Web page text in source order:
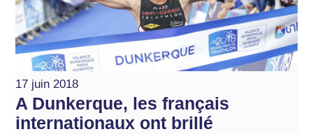
17 juin 2018
A Dunkerque, les français
internationaux ont brillé